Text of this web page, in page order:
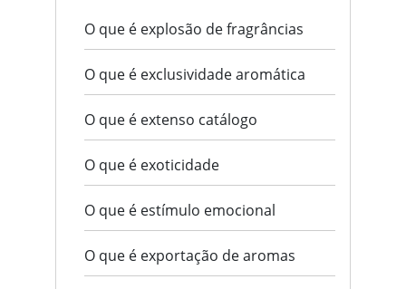
O que é explosão de fragrâncias
O que é exclusividade aromática
O que é extenso catálogo
O que é exoticidade
O que é estímulo emocional
O que é exportação de aromas